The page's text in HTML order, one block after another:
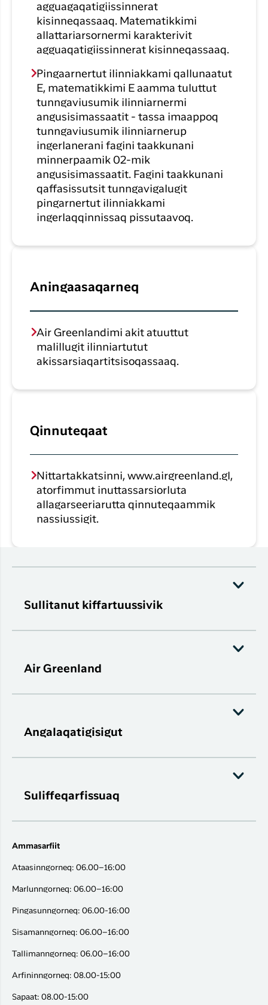
agguagaqatigiissinnerat
kisinneqassaaq. Matematikkimi
allattariarsornermi karakterivit
agguaqatigiissinnerat kisinneqassaaq.
Pingaarnertut ilinniakkami qallunaatut
E, matematikkimi E aamma tuluttut
tunngaviusumik ilinniarnermi
angusisimassaatit - tassa imaappoq
tunngaviusumik ilinniarnerup
ingerlanerani fagini taakkunani
minnerpaamik 02-mik
angusisimassaatit. Fagini taakkunani
qaffasissutsit tunngavigalugit
pingarnertut ilinniakkami
ingerlaqqinnissaq pissutaavoq.
Aningaasaqarneq
Air Greenlandimi akit atuuttut
malillugit ilinniartutut
akissarsiaqartitsisoqassaaq.
Qinnuteqaat
Nittartakkatsinni, www.airgreenland.gl,
atorfimmut inuttassarsiorluta
allagarseeriarutta qinnuteqaammik
nassiussigit.
Sullitanut kiffartuussivik
Air Greenland
Angalaqatigisigut
Suliffeqarfissuaq
Ammasarfiit
Ataasinngorneq: 06.00–16:00
Marlunngorneq: 06.00–16:00
Pingasunngorneq: 06.00-16:00
Sisamanngorneq: 06.00–16:00
Tallimanngorneq: 06.00–16:00
Arfininngorneq: 08.00-15:00
Sapaat: 08.00-15:00